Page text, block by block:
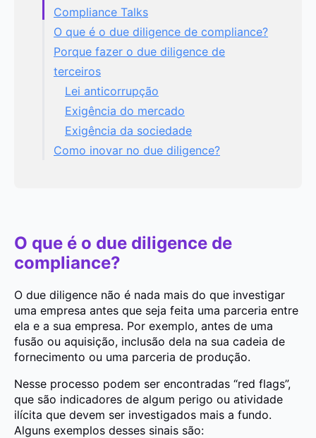
Compliance Talks
O que é o due diligence de compliance?
Porque fazer o due diligence de
terceiros
Lei anticorrupção
Exigência do mercado
Exigência da sociedade
Como inovar no due diligence?
O que é o due diligence de
compliance?
O due diligence não é nada mais do que investigar
uma empresa antes que seja feita uma parceria entre
ela e a sua empresa. Por exemplo, antes de uma
fusão ou aquisição, inclusão dela na sua cadeia de
fornecimento ou uma parceria de produção.
Nesse processo podem ser encontradas “red flags”,
que são indicadores de algum perigo ou atividade
ilícita que devem ser investigados mais a fundo.
Alguns exemplos desses sinais são: